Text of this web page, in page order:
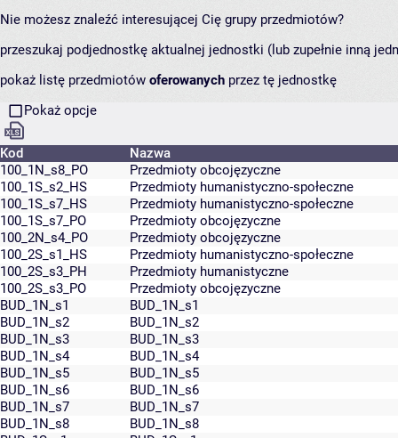
Nie możesz znaleźć interesującej Cię grupy przedmiotów?
przeszukaj podjednostkę aktualnej jednostki (lub zupełnie inną
pokaż listę przedmiotów oferowanych przez tę jednostkę
Pokaż opcje
Kod
Nazwa
100_1N_s8_PO
Przedmioty obcojęzyczne
100_1S_s2_HS
Przedmioty humanistyczno-społeczne
100_1S_s7_HS
Przedmioty humanistyczno-społeczne
100_1S_s7_PO
Przedmioty obcojęzyczne
100_2N_s4_PO
Przedmioty obcojęzyczne
100_2S_s1_HS
Przedmioty humanistyczno-społeczne
100_2S_s3_PH
Przedmioty humanistyczne
100_2S_s3_PO
Przedmioty obcojęzyczne
BUD_1N_s1
BUD_1N_s1
BUD_1N_s2
BUD_1N_s2
BUD_1N_s3
BUD_1N_s3
BUD_1N_s4
BUD_1N_s4
BUD_1N_s5
BUD_1N_s5
BUD_1N_s6
BUD_1N_s6
BUD_1N_s7
BUD_1N_s7
BUD_1N_s8
BUD_1N_s8